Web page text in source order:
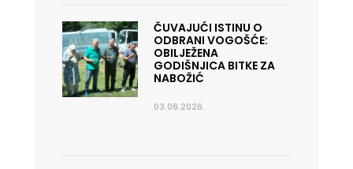
ČUVAJUĆI ISTINU O
ODBRANI VOGOŠĆE:
OBILJEŽENA
GODIŠNJICA BITKE ZA
NABOŽIĆ
03.08.2026.